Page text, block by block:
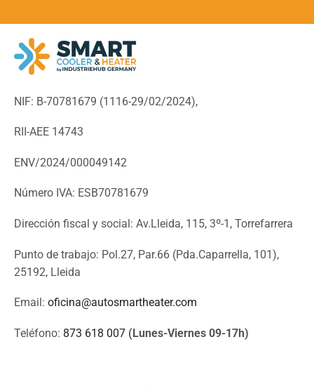
NIF: B-70781679 (1116-29/02/2024),
RII-AEE 14743
ENV/2024/000049142
Número IVA: ESB70781679
Dirección fiscal y social: Av.Lleida, 115, 3º-1, Torrefarrera
Punto de trabajo: Pol.27, Par.66 (Pda.Caparrella, 101),
25192, Lleida
Email: oficina@autosmartheater.com
Teléfono: 873 618 007 (Lunes-Viernes 09-17h)